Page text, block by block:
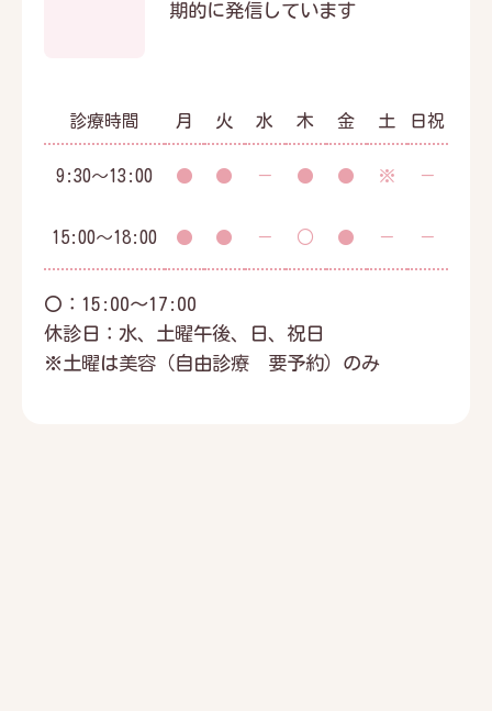
期的に発信しています
診療時間 月 火 水 木 金 土 日祝
9:30～13:00 ● ● － ● ● ※ －
15:00～18:00 ● ● － ○ ● － －
〇：15:00～17:00
休診日：水、土曜午後、日、祝日
※土曜は美容（自由診療 要予約）のみ